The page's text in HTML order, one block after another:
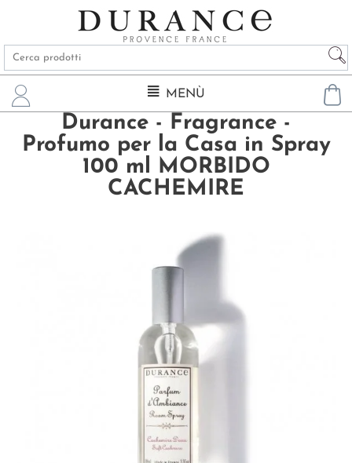
MENÙ
Durance - Fragrance -
Profumo per la Casa in Spray
100 ml MORBIDO
CACHEMIRE